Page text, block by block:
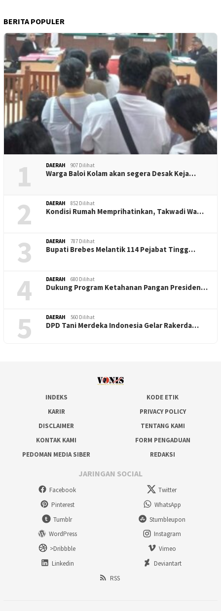
BERITA POPULER
1 DAERAH 907 Dilihat
Warga Baloi Kolam akan segera Desak Keja…
2 DAERAH 852 Dilihat
Kondisi Rumah Memprihatinkan, Takwadi Wa…
3 DAERAH 787 Dilihat
Bupati Brebes Melantik 114 Pejabat Tingg…
4 DAERAH 680 Dilihat
Dukung Program Ketahanan Pangan Presiden…
5 DAERAH 560 Dilihat
DPD Tani Merdeka Indonesia Gelar Rakerda…
INDEKS
KODE ETIK
KARIR
PRIVACY POLICY
DISCLAIMER
TENTANG KAMI
KONTAK KAMI
FORM PENGADUAN
PEDOMAN MEDIA SIBER
REDAKSI
JARINGAN SOCIAL
Facebook
Twitter
Pinterest
WhatsApp
Tumblr
Stumbleupon
WordPress
Instagram
>Dribbble
Vimeo
Linkedin
Deviantart
RSS